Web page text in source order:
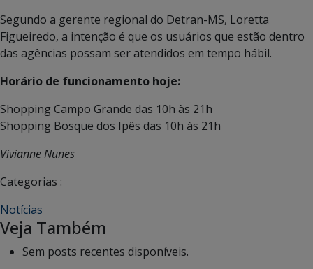
Segundo a gerente regional do Detran-MS, Loretta
Figueiredo, a intenção é que os usuários que estão dentro
das agências possam ser atendidos em tempo hábil.
Horário de funcionamento hoje:
Shopping Campo Grande das 10h às 21h
Shopping Bosque dos Ipês das 10h às 21h
Vivianne Nunes
Categorias :
Notícias
Veja Também
Sem posts recentes disponíveis.